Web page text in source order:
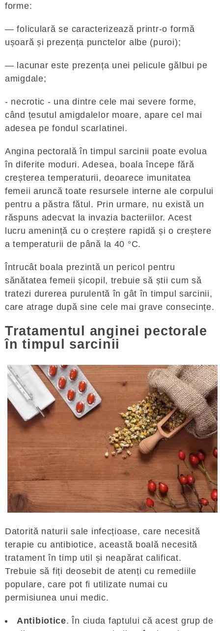
forme:
— foliculară se caracterizează printr-o formă
ușoară și prezența punctelor albe (puroi);
— lacunar este prezența unei pelicule gălbui pe
amigdale;
- necrotic - una dintre cele mai severe forme,
când țesutul amigdalelor moare, apare cel mai
adesea pe fondul scarlatinei.
Angina pectorală în timpul sarcinii poate evolua
în diferite moduri. Adesea, boala începe fără
creșterea temperaturii, deoarece imunitatea
femeii aruncă toate resursele interne ale corpului
pentru a păstra fătul. Prin urmare, nu există un
răspuns adecvat la invazia bacteriilor. Acest
lucru amenință cu o creștere rapidă și o creștere
a temperaturii de până la 40 °C.
Întrucât boala prezintă un pericol pentru
sănătatea femeii șicopil, trebuie să știi cum să
tratezi durerea purulentă în gât în ​​timpul sarcinii,
care atrage după sine cele mai grave consecințe.
Tratamentul anginei pectorale
în timpul sarcinii
Datorită naturii sale infecțioase, care necesită
terapie cu antibiotice, această boală necesită
tratament în timp util și neapărat calificat.
Trebuie să fiți deosebit de atenți cu remediile
populare, care pot fi utilizate numai cu
permisiunea unui medic.
Antibiotice. În ciuda faptului că acest grup de